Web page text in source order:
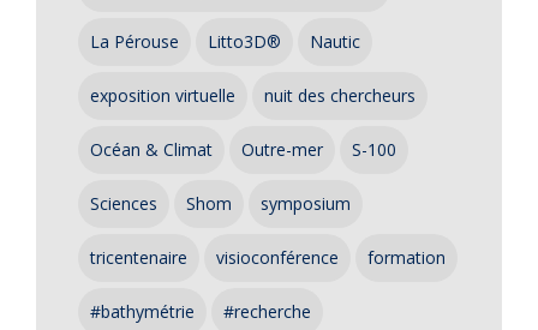
La Pérouse Litto3D® Nautic
exposition virtuelle nuit des chercheurs
Océan & Climat Outre-mer S-100
Sciences Shom symposium
tricentenaire visioconférence formation
#bathymétrie #recherche